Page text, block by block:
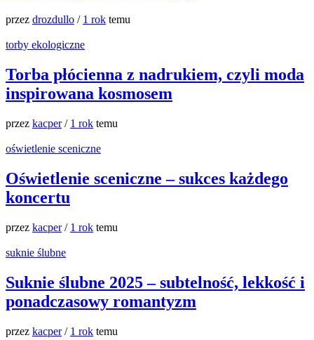
przez drozdullo / 1 rok temu
torby ekologiczne
Torba płócienna z nadrukiem, czyli moda
inspirowana kosmosem
przez kacper/ 1 rok temu
oświetlenie sceniczne
Oświetlenie sceniczne – sukces każdego
koncertu
przez kacper/ 1 rok temu
suknie ślubne
Suknie ślubne 2025 – subtelność, lekkość i
ponadczasowy romantyzm
przez kacper/ 1 rok temu